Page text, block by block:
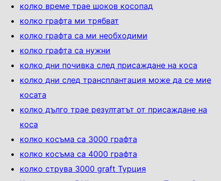
колко време трае шоков косопад
колко графта ми трябват
колко графта са ми необходими
колко графта са нужни
колко дни почивка след присаждане на коса
колко дни след трансплантация може да се мие
косата
колко дълго трае резултатът от присаждане на
коса
колко косъма са 3000 графта
колко косъма са 4000 графта
колко струва 3000 graft Турция